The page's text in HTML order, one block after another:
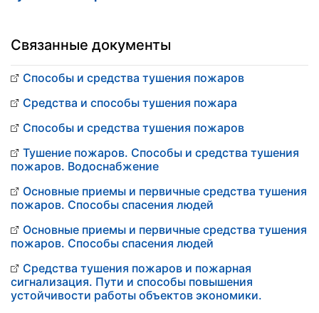
Связанные документы
Способы и средства тушения пожаров
Средства и способы тушения пожара
Способы и средства тушения пожаров
Тушение пожаров. Способы и средства тушения
пожаров. Водоснабжение
Основные приемы и первичные средства тушения
пожаров. Способы спасения людей
Основные приемы и первичные средства тушения
пожаров. Способы спасения людей
Средства тушения пожаров и пожарная
сигнализация. Пути и способы повышения
устойчивости работы объектов экономики.